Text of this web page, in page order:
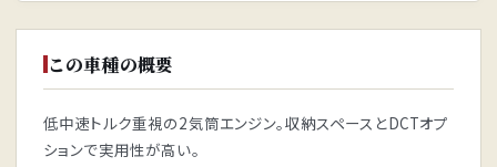
この車種の概要
低中速トルク重視の2気筒エンジン。収納スペースとDCTオプ
ションで実用性が高い。